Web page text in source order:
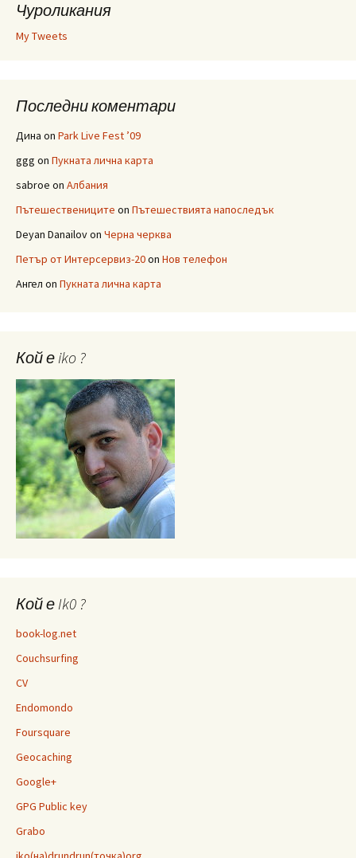
Чуроликания
My Tweets
Последни коментари
Дина on Park Live Fest ’09
ggg on Пукната лична карта
sabroe on Албания
Пътешествениците on Пътешествията напоследък
Deyan Danailovon Черна черква
Петър от Интерсервиз-20on Нов телефон
Ангел on Пукната лична карта
Кой е iko ?
Кой е Ik0 ?
book-log.net
Couchsurfing
CV
Endomondo
Foursquare
Geocaching
Google+
GPG Public key
Grabo